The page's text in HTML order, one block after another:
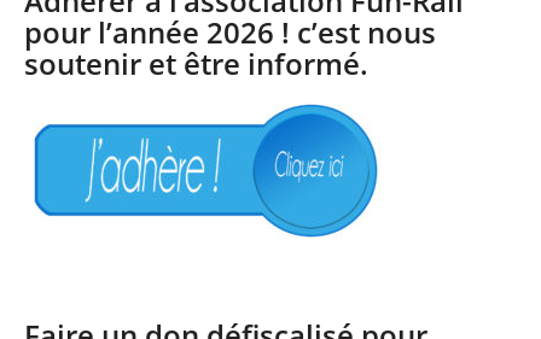
pour l’année 2026 ! c’est nous
soutenir et être informé.